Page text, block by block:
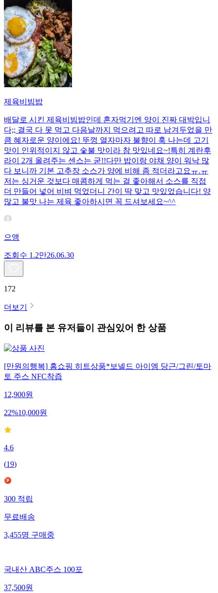
제육비빔밥
배달로 시킨 제육비빔밥인데 혼자먹기엔 양이 진짜 대박입니
다;; 결국 다 못 먹고 다음날까지 먹으려고 따로 남겨두었을 만
큼 혜자로운 양이에요! 뚜껑 열자마자 불향이 훅 나는데 고기
맛이 인위적이지 않고 숯불 맛이라 참 맛있네요~!특히 계란후
라이 2개 올려주는 센스는 굳!! ​다만 밥이랑 야채 양이 워낙 많
다 보니까 기본 고추장 소스가 양에 비해 좀 적더라고요ㅠ.ㅠ
저는 싱거운 것보다 매콤하게 먹는 걸 좋아해서 소스를 직접
더 만들어 넣어 비벼 먹었더니 간이 딱 맞고 맛있었습니다! 양
많고 불맛 나는 제육 좋아하시면 꼭 드셔보세요~^^
으앵
조회수 1.2만26.06.30
172
더보기
이 리뷰를 본 유저들이 관심있어 한 상품
[만원의행복] 홈쇼핑 히트상품*보넬드 아이엠 당근/그린/토마
토 주스 NFC착즙
12,900원
22%10,000원
4.6
(19)
300 적립
무료배송
3,455명 구매중
국내산 ABC주스 100포
37,500원